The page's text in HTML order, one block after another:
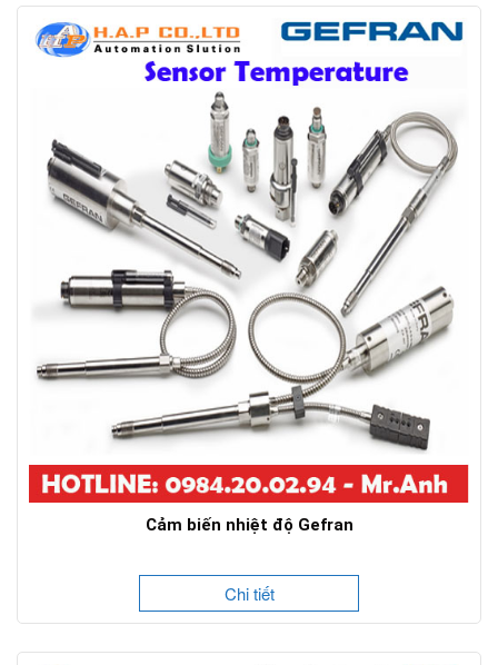
Cảm biến nhiệt độ Gefran
Chi tiết